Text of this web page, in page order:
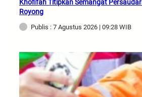
Khofifah Titipkan Semangat
Royong
Publis : 7 Agustus 2026 | 09:28 WIB